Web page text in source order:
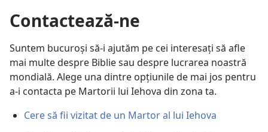
Contactează-ne
Suntem bucuroși să-i ajutăm pe cei interesați să afle
mai multe despre Biblie sau despre lucrarea noastră
mondială. Alege una dintre opțiunile de mai jos pentru
a-i contacta pe Martorii lui Iehova din zona ta.
Cere să fii vizitat de un Martor al lui Iehova